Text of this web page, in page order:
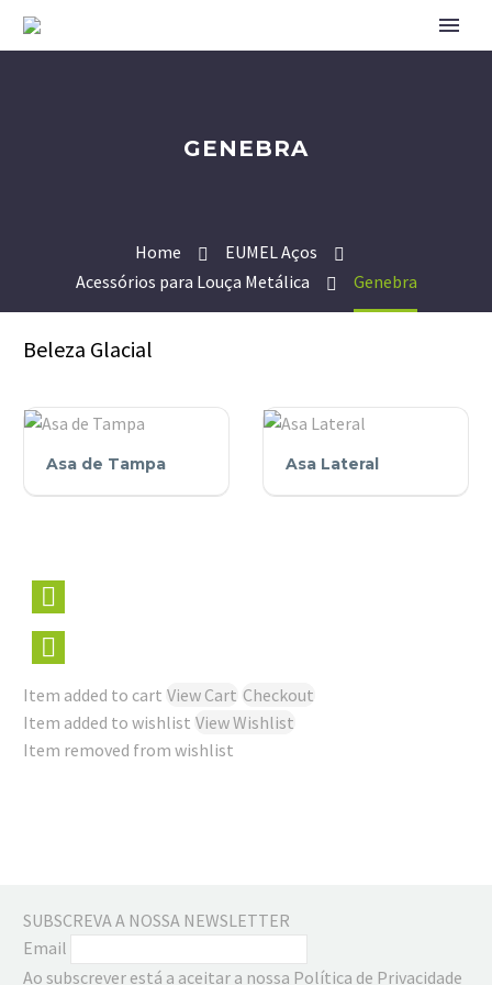
GENEBRA
Home
EUMEL Aços
Acessórios para Louça Metálica
Genebra
Beleza Glacial
Tampa
Asa de Tampa
Lateral
Asa Lateral
Item added to cart View Cart Checkout
Item added to wishlist View Wishlist
Item removed from wishlist
SUBSCREVA A NOSSA NEWSLETTER
Email
Ao subscrever está a aceitar a nossa Política de Privacidade